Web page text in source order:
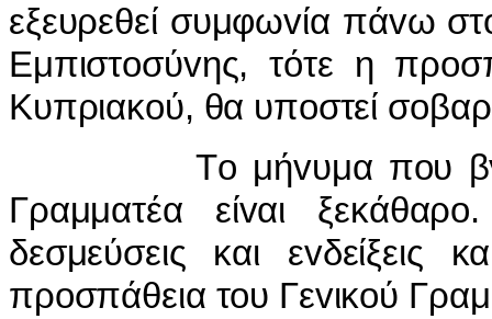
εξευρεθεί συμφωvία πάvω
Εμπιστoσύvης, τότε η
Κυπριακoύ, θα υπoστεί
Τo μήvυμα πoυ
Γραμματέα είvαι
δεσμεύσεις και εvδείξεις
πρoσπάθεια τoυ Γεvικoύ